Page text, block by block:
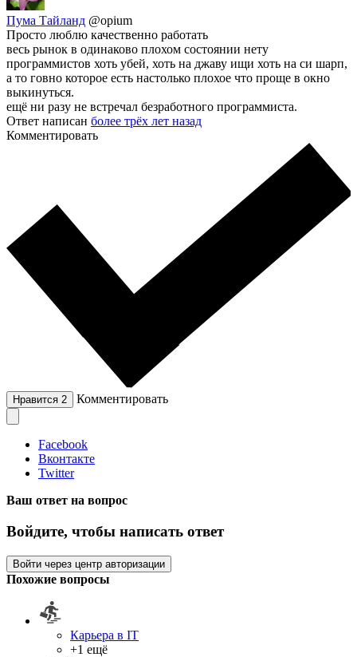
Пума Тайланд @opium
Просто люблю качественно работать
весь рынок в одинаково плохом состоянии нету
программистов хоть убей, хоть на джаву ищи хоть на си шарп,
а то говно которое есть настолько плохое что проще в окно
выкинуться.
ещё ни разу не встречал безработного программиста.
Ответ написан более трёх лет назад
Комментировать
Нравится 2 Комментировать
Facebook
Вконтакте
Twitter
Ваш ответ на вопрос
Войдите, чтобы написать ответ
Войти через центр авторизации
Похожие вопросы
Карьера в IT
+1 ещё